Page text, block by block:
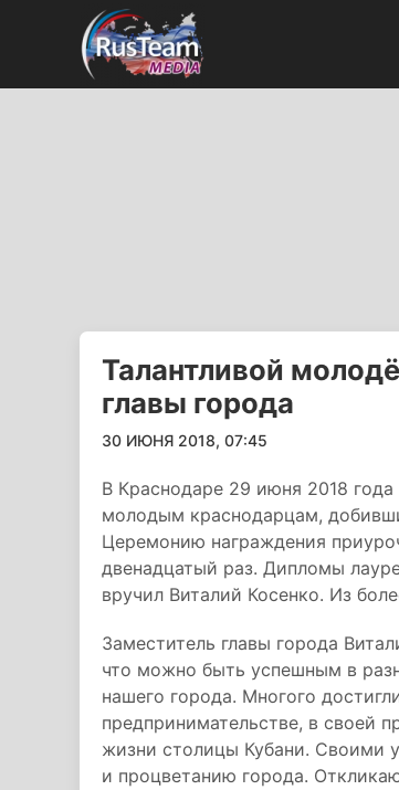
Талантливой
главы города
30 ИЮНЯ 2018, 07:45
В Краснодаре 29 июня 2018
молодым краснодарцам,
Церемонию награждения
двенадцатый раз. Дипломы
вручил Виталий Косенко. Из
Заместитель главы города
что можно быть успешным в
нашего города. Многого
предпринимательстве, в своей
жизни столицы Кубани. Своими
и процветанию города.